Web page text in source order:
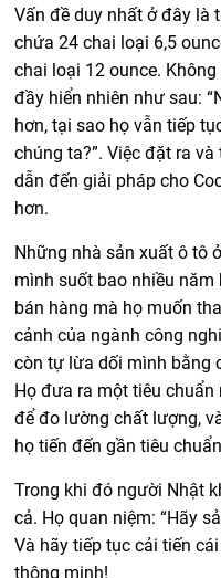
Vấn đề duy nhất ở đây là
chứa 24 chai loại 6,5
chai loại 12 ounce.
đầy hiển nhiên như sau:
hơn, tại sao họ vẫn tiếp
chúng ta?”. Việc đặt ra
dẫn đến giải pháp cho
hơn.
Những nhà sản xuất ô tô
mình suốt bao nhiều
bán hàng mà họ muốn
cảnh của ngành công
còn tự lừa dối mình bằng
Họ đưa ra một tiêu
để đo lường chất lượng,
họ tiến đến gần tiêu
Trong khi đó người Nhật
cả. Họ quan niệm: “Hãy
Và hãy tiếp tục cải tiến
thông minh!